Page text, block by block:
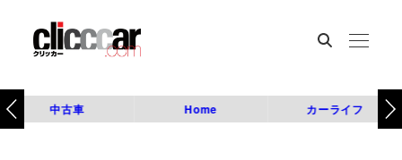
中古車 Home カーライフ